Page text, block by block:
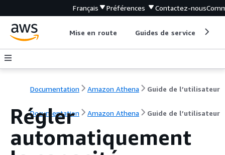
Français Préférences Contactez-nous
Mise en route Guides de service
Documentation Amazon Athena Guide de l’utilisateur
Documentation Amazon Athena Guide de l’utilisateur
Régler
automatiquement